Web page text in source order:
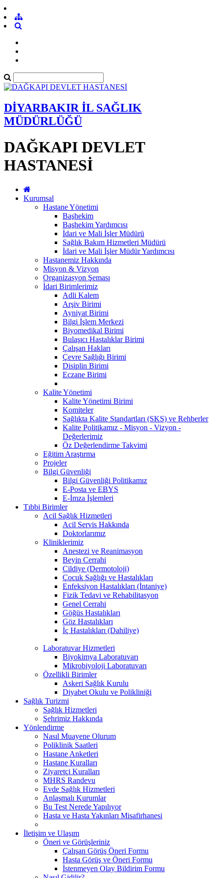
DİYARBAKIR İL SAĞLIK
MÜDÜRLÜĞÜ
DAĞKAPI DEVLET
HASTANESİ
Kurumsal
Hastane Yönetimi
Başhekim
Başhekim Yardımcısı
İdari ve Mali İşler Müdürü
Sağlık Bakım Hizmetleri Müdürü
İdari ve Mali İşler Müdür Yardımcısı
Hastanemiz Hakkında
Misyon & Vizyon
Organizasyon Şeması
İdari Birimlerimiz
Adli Kalem
Arşiv Birimi
Ayniyat Birimi
Bilgi İşlem Merkezi
Biyomedikal Birimi
Bulaşıcı Hastalıklar Birimi
Çalışan Hakları
Çevre Sağlığı Birimi
Disiplin Birimi
Eczane Birimi
Kalite Yönetimi
Kalite Yönetimi Birimi
Komiteler
Sağlıkta Kalite Standartları (SKS) ve Rehberler
Kalite Politikamız - Misyon - Vizyon -
Değerlerimiz
Öz Değerlendirme Takvimi
Eğitim Araştırma
Projeler
Bilgi Güvenliği
Bilgi Güvenliği Politikamız
E-Posta ve EBYS
E-İmza İşlemleri
Tıbbi Birimler
Acil Sağlık Hizmetleri
Acil Servis Hakkında
Doktorlarımız
Kliniklerimiz
Anestezi ve Reanimasyon
Beyin Cerrahi
Cildiye (Dermotoloji)
Çocuk Sağlığı ve Hastalıkları
Enfeksiyon Hastalıkları (İntaniye)
Fizik Tedavi ve Rehabilitasyon
Genel Cerrahi
Göğüs Hastalıkları
Göz Hastalıkları
İç Hastalıkları (Dahiliye)
Laboratuvar Hizmetleri
Biyokimya Laboratuvarı
Mikrobiyoloji Laboratuvarı
Özellikli Birimler
Askeri Sağlık Kurulu
Diyabet Okulu ve Polikliniği
Sağlık Turizmi
Sağlık Hizmetleri
Şehrimiz Hakkında
Yönlendirme
Nasıl Muayene Olurum
Poliklinik Saatleri
Hastane Anketleri
Hastane Kuralları
Ziyaretçi Kuralları
MHRS Randevu
Evde Sağlık Hizmetleri
Anlaşmalı Kurumlar
Bu Test Nerede Yapılıyor
Hasta ve Hasta Yakınları Misafirhanesi
İletişim ve Ulaşım
Öneri ve Görüşleriniz
Çalışan Görüş Öneri Formu
Hasta Görüş ve Öneri Formu
İstenmeyen Olay Bildirim Formu